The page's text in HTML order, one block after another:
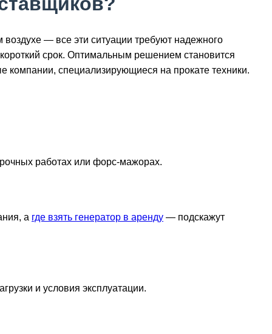
— все эти ситуации требуют надежного
срок. Оптимальным решением становится
компании, специализирующиеся на прокате техники.
работах или форс-мажорах.
а где взять генератор в аренду — подскажут
и условия эксплуатации.